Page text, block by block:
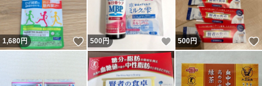
1,680円 いいね！
500円 いいね！
500円